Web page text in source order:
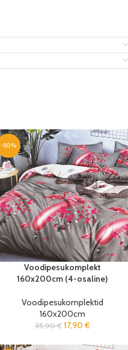
-50%
Voodipesukomplekt
160x200cm (4-osaline)
Voodipesukomplektid
160x200cm
35,90€ 17,90 €